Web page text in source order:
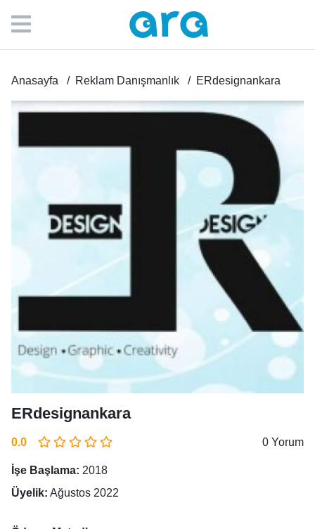
Anasayfa Reklam Danışmanlık ERdesignankara
ERdesignankara
0.0 0 Yorum
İşe Başlama: 2018
Üyelik: Ağustos 2022